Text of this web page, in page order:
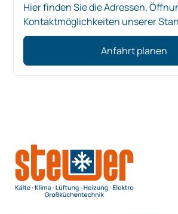
Hier finden Sie die Adressen,
Kontaktmöglichkeiten unserer
Anfahrt planen